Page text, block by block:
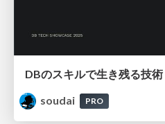
soudai
PRO